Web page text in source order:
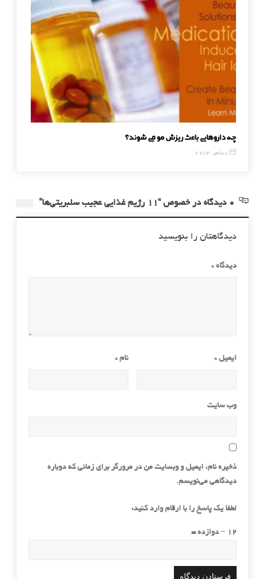
چه داروهایی باعث ریزش مو می شوند؟
2 دسامبر, 2014
دیدگاهتان را بنویسید
دیدگاه *
نام* ایمیل *
وب‌ سایت
ذخیره نام، ایمیل و وبسایت من در مرورگر برای زمانی که دوباره
دیدگاهی می‌نویسم.
لطفا یک پاسخ را با ارقام وارد کنید:
12 − دوازده =